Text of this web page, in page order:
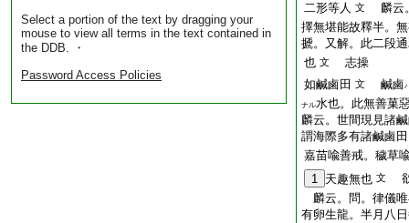
Select a portion of the text by dragging your
mouse to view all terms in the text contained in
the DDB. ・
Password Access Policies
二形等人 文
麟云
擇無堪能故釋半。
搋。又解。此二段
也 文
志操
如鹹鹵田 文 鹹鹵
ナル水也。此無善菓
麟云。世間現見諸
謂海際多有諸鹹鹵
嘉苗喩善戒。穢草
1 天趣無也 文
麟云。問。律儀
有卵生龍。半月八